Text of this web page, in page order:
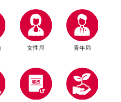
者会見
女性局 青年局